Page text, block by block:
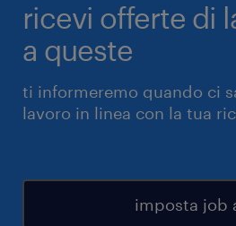
ricevi offerte di
a queste
ti informeremo quando ci
lavoro in linea con la tua
imposta job